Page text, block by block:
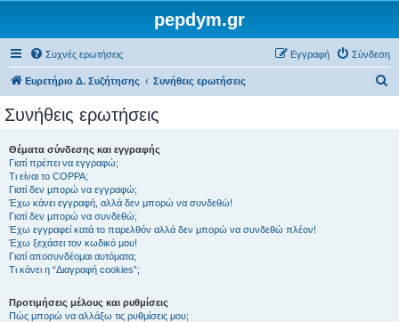
pepdym.gr
Συχνές ερωτήσεις Σύνδεση
Εγγραφή
Ευρετήριο Δ. Συζήτησης Συνήθεις ερωτήσεις
Συνήθεις ερωτήσεις
Θέματα σύνδεσης και εγγραφής
Γιατί πρέπει να εγγραφώ;
Τι είναι το COPPA;
Γιατί δεν μπορώ να εγγραφώ;
Έχω κάνει εγγραφή, αλλά δεν μπορώ να συνδεθώ!
Γιατί δεν μπορώ να συνδεθώ;
Έχω εγγραφεί κατά το παρελθόν αλλά δεν μπορώ να συνδεθώ πλέον!
Έχω ξεχάσει τον κωδικό μου!
Γιατί αποσυνδέομαι αυτόματα;
Τι κάνει η “Διαγραφή cookies”;
Προτιμήσεις μέλους και ρυθμίσεις
Πώς μπορώ να αλλάξω τις ρυθμίσεις μου;